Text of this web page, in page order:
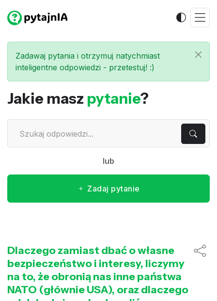
Zadawaj pytania i otrzymuj natychmiast
inteligentne odpowiedzi - przetestuj! :)
Jakie masz pytanie?
lub
Zadaj pytanie
Dlaczego zamiast dbać o własne
bezpieczeństwo i interesy, liczymy
na to, że obronią nas inne państwa
NATO (głównie USA), oraz dlaczego